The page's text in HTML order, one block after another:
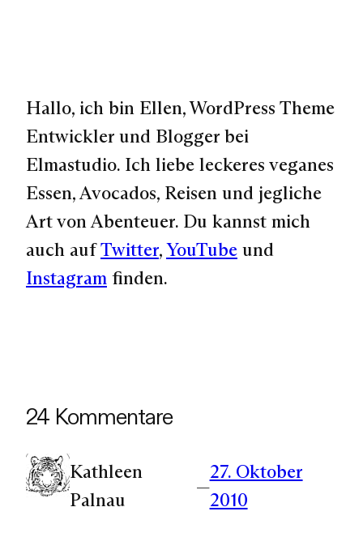
Hallo, ich bin Ellen, WordPress Theme
Entwickler und Blogger bei
Elmastudio. Ich liebe leckeres veganes
Essen, Avocados, Reisen und jegliche
Art von Abenteuer. Du kannst mich
auch aufTwitter,YouTube und
Instagram finden.
24 Kommentare
Kathleen
Palnau
—
27. Oktober
2010